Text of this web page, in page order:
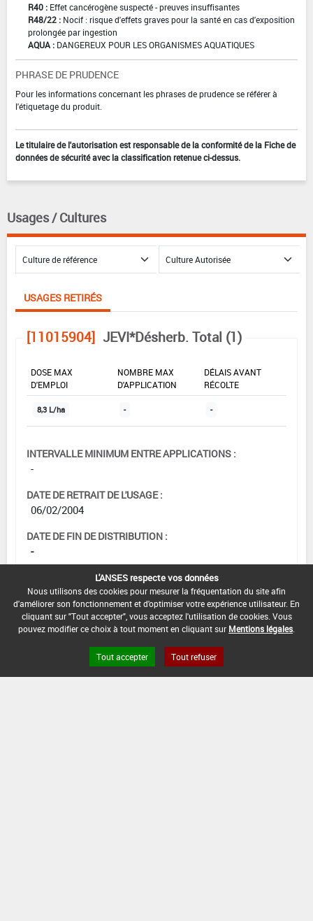
R40 : Effet cancérogène suspecté - preuves insuffisantes
R48/22 : Nocif : risque d'effets graves pour la santé en cas d'exposition
prolongée par ingestion
AQUA : DANGEREUX POUR LES ORGANISMES AQUATIQUES
PHRASE DE PRUDENCE
Pour les informations concernant les phrases de prudence se référer à
l'étiquetage du produit.
Le titulaire de l'autorisation est responsable de la conformité de la Fiche de
données de sécurité avec la classification retenue ci-dessus.
Usages / Cultures
USAGES RETIRÉS
[11015904] JEVI*Désherb. Total (1)
DOSE MAX
D'EMPLOI
NOMBRE MAX
D'APPLICATION
DÉLAIS AVANT
RÉCOLTE
8,3 L/ha - -
INTERVALLE MINIMUM ENTRE APPLICATIONS :
-
DATE DE RETRAIT DE L'USAGE :
06/02/2004
DATE DE FIN DE DISTRIBUTION :
-
DATE DE FIN D'UTILISATION :
-
L'ANSES respecte vos données
Nous utilisons des cookies pour mesurer la fréquentation du site afin
d'améliorer son fonctionnement et d'optimiser votre expérience utilisateur. En
cliquant sur "Tout accepter", vous acceptez l'utilisation de cookies. Vous
pouvez modifier ce choix à tout moment en cliquant sur Mentions légales
Tout accepter Tout refuser